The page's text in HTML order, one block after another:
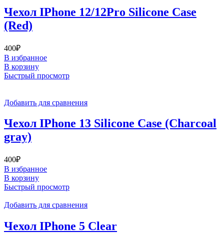
Чехол IPhone 12/12Pro Silicone Case
(Red)
400₽
В избранное
В корзину
Быстрый просмотр
Добавить для сравнения
Чехол IPhone 13 Silicone Case (Charcoal
gray)
400₽
В избранное
В корзину
Быстрый просмотр
Добавить для сравнения
Чехол IPhone 5 Clear